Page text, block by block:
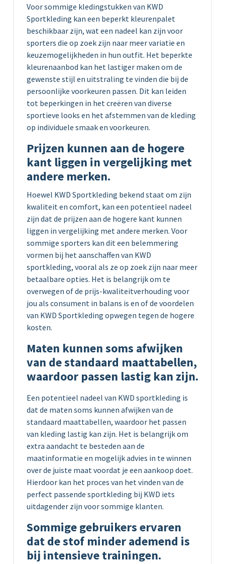
Voor sommige kledingstukken van KWD
Sportkleding kan een beperkt kleurenpalet
beschikbaar zijn, wat een nadeel kan zijn voor
sporters die op zoek zijn naar meer variatie en
keuzemogelijkheden in hun outfit. Het beperkte
kleurenaanbod kan het lastiger maken om de
gewenste stijl en uitstraling te vinden die bij de
persoonlijke voorkeuren passen. Dit kan leiden
tot beperkingen in het creëren van diverse
sportieve looks en het afstemmen van de kleding
op individuele smaak en voorkeuren.
Prijzen kunnen aan de hogere
kant liggen in vergelijking met
andere merken.
Hoewel KWD Sportkleding bekend staat om zijn
kwaliteit en comfort, kan een potentieel nadeel
zijn dat de prijzen aan de hogere kant kunnen
liggen in vergelijking met andere merken. Voor
sommige sporters kan dit een belemmering
vormen bij het aanschaffen van KWD
sportkleding, vooral als ze op zoek zijn naar meer
betaalbare opties. Het is belangrijk om te
overwegen of de prijs-kwaliteitverhouding voor
jou als consument in balans is en of de voordelen
van KWD Sportkleding opwegen tegen de hogere
kosten.
Maten kunnen soms afwijken
van de standaard maattabellen,
waardoor passen lastig kan zijn.
Een potentieel nadeel van KWD sportkleding is
dat de maten soms kunnen afwijken van de
standaard maattabellen, waardoor het passen
van kleding lastig kan zijn. Het is belangrijk om
extra aandacht te besteden aan de
maatinformatie en mogelijk advies in te winnen
over de juiste maat voordat je een aankoop doet.
Hierdoor kan het proces van het vinden van de
perfect passende sportkleding bij KWD iets
uitdagender zijn voor sommige klanten.
Sommige gebruikers ervaren
dat de stof minder ademend is
bij intensieve trainingen.